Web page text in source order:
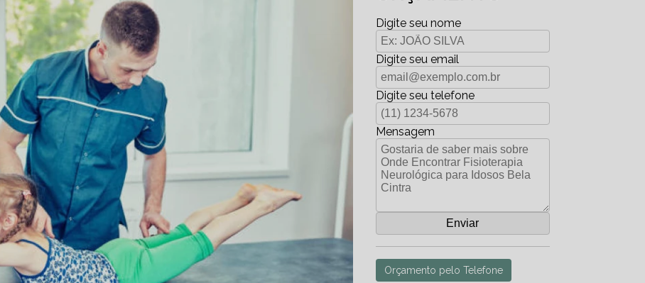
Digite seu nome
Digite seu email
Digite seu telefone
Mensagem
Orçamento pelo Telefone